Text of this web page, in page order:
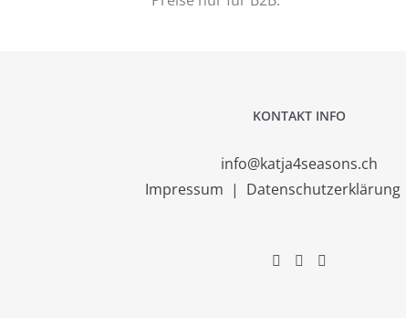
KONTAKT INFO
info@katja4seasons.ch
Impressum | Datenschutzerklärung